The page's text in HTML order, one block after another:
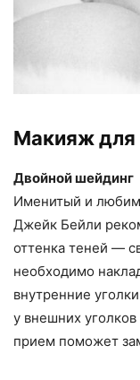
Макияж для
Двойной шейдинг
Именитый и
Джейк Бейли
оттенка теней —
необходимо
внутренние
у внешних
прием поможет